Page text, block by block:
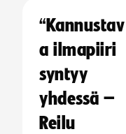
“Kannustav
a ilmapiiri
syntyy
yhdessä –
Reilu